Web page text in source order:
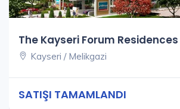
The Kayseri Forum Residences
Kayseri / Melikgazi
SATIŞI TAMAMLANDI